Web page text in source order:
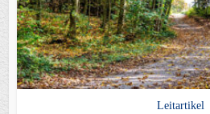
Leitartikel